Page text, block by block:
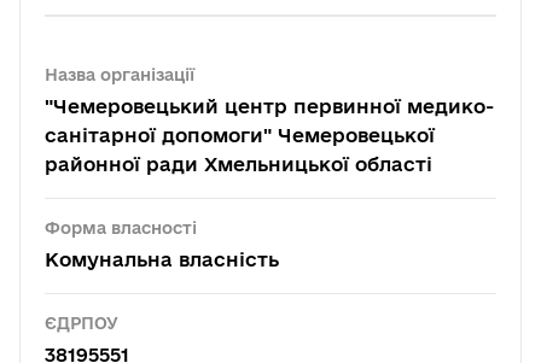
Назва організації
"Чемеровецький центр первинної медико-
санітарної допомоги" Чемеровецької
районної ради Хмельницької області
Форма власності
Комунальна власність
ЄДРПОУ
38195551